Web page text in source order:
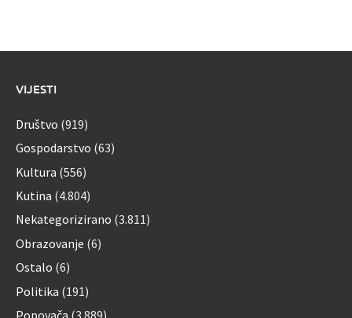
VIJESTI
Društvo (919)
Gospodarstvo (63)
Kultura (556)
Kutina (4.804)
Nekategorizirano (3.811)
Obrazovanje (6)
Ostalo (6)
Politika (191)
Popovača (3.889)